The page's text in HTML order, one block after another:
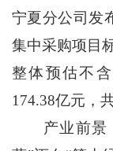
宁夏分公司发
集中采购项目
整体预估不
174.38亿元，
产业前景：